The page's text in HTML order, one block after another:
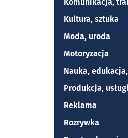
Kultura, sztuka
Moda, uroda
Motoryzacja
Nauka,
Produkcja, usługi
Reklama
Rozrywka